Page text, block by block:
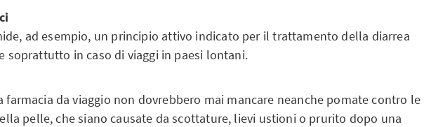
ad esempio, un principio attivo indicato per il trattamento della diarrea
soprattutto in caso di viaggi in paesi lontani.
farmacia da viaggio non dovrebbero mai mancare neanche pomate contro le
pelle, che siano causate da scottature, lievi ustioni o prurito dopo una